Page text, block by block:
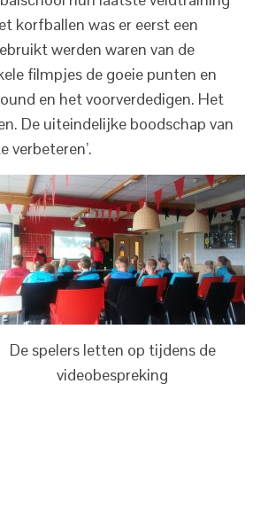
korfballen was er eerst een
werden waren van de
filmpjes de goeie punten en
en het voorverdedigen. Het
De uiteindelijke boodschap van
verbeteren’.
De spelers letten op tijdens de
videobespreking